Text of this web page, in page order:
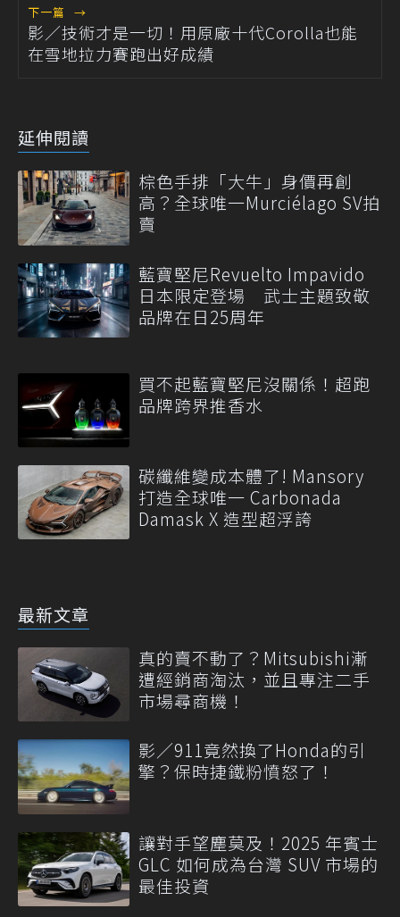
下一篇 →
影／技術才是一切！用原廠十代Corolla也能
在雪地拉力賽跑出好成績
延伸閱讀
棕色手排「大牛」身價再創
高？全球唯一Murciélago SV拍
賣
藍寶堅尼Revuelto Impavido
日本限定登場 武士主題致敬
品牌在日25周年
買不起藍寶堅尼沒關係！超跑
品牌跨界推香水
碳纖維變成本體了! Mansory
打造全球唯一 Carbonada
Damask X 造型超浮誇
最新文章
真的賣不動了？Mitsubishi漸
遭經銷商淘汰，並且專注二手
市場尋商機！
影／911竟然換了Honda的引
擎？保時捷鐵粉憤怒了！
讓對手望塵莫及！2025 年賓士
GLC 如何成為台灣 SUV 市場的
最佳投資